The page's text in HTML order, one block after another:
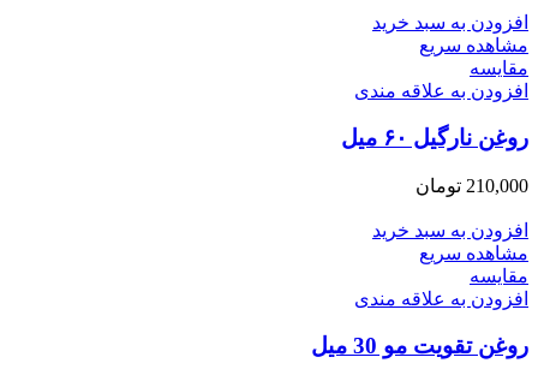
افزودن به سبد خرید
مشاهده سریع
مقایسه
افزودن به علاقه مندی
روغن نارگیل ۶۰ میل
210,000 تومان
افزودن به سبد خرید
مشاهده سریع
مقایسه
افزودن به علاقه مندی
روغن تقویت مو 30 میل